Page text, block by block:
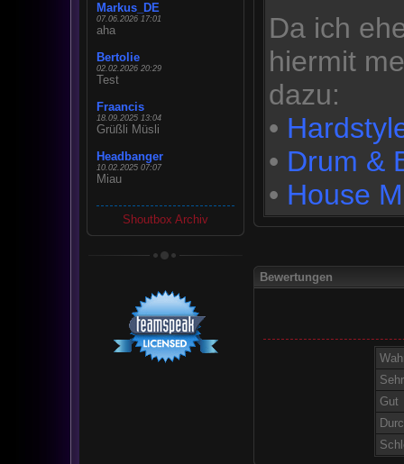
Markus_DE
07.06.2026 17:01
aha
Bertolie
02.02.2026 20:29
Test
Fraancis
18.09.2025 13:04
Grüßli Müsli
Headbanger
10.02.2025 07:07
Miau
Shoutbox Archiv
Da ich
hiermit
dazu:
•
• Drum &
• House
Bewertungen
Gut